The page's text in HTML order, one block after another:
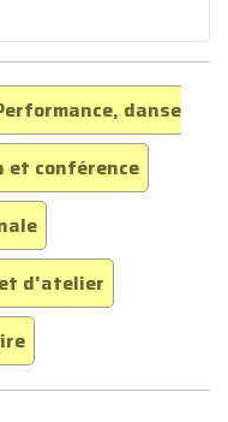
danse
et conférence
d'atelier